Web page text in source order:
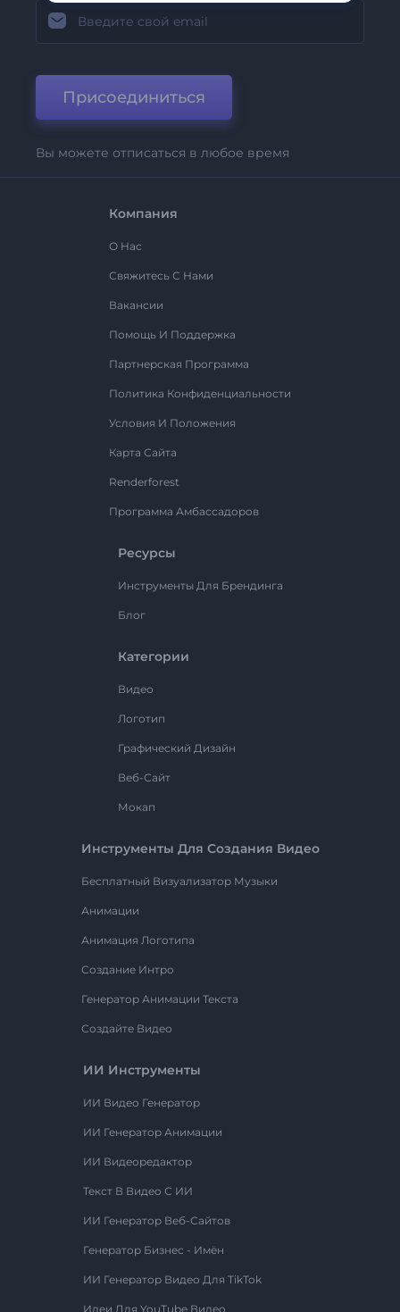
Присоединиться
Вы можете отписаться в любое время
Компания
О Нас
Свяжитесь С Нами
Вакансии
Помощь И Поддержка
Партнерская Программа
Политика Конфиденциальности
Условия И Положения
Карта Сайта
Renderforest
Программа Амбассадоров
Ресурсы
Инструменты Для Брендинга
Блог
Категории
Видео
Логотип
Графический Дизайн
Веб-Сайт
Мокап
Инструменты Для Создания Видео
Бесплатный Визуализатор Музыки
Анимации
Анимация Логотипа
Создание Интро
Генератор Анимации Текста
Создайте Видео
ИИ Инструменты
ИИ Видео Генератор
ИИ Генератор Анимации
ИИ Видеоредактор
Текст В Видео С ИИ
ИИ Генератор Веб-Сайтов
Генератор Бизнес - Имён
ИИ Генератор Видео Для TikTok
Идеи Для YouTube Видео